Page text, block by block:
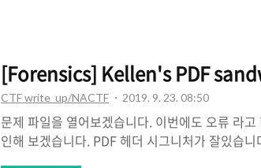
[Forensics] Kellen's PDF
CTF write_up/NACTF 2019. 9. 23. 08:50
문제 파일을 열어보겠습니다. 이번에도 오류 라
인해 보겠습니다. PDF 헤더 시그니처가 잘있습